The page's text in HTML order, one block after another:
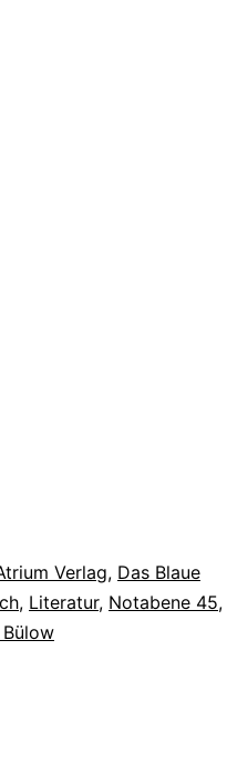
Verlag, Das Blaue
, Literatur, Notabene 45,